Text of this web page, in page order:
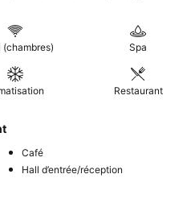
(chambres) Spa
Restaurant
Café
Hall d’entrée/réception